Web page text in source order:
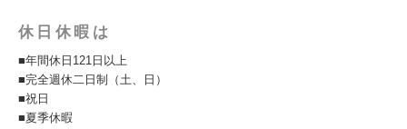
休日休暇は
■年間休日121日以上
■完全週休二日制（土、日）
■祝日
■夏季休暇